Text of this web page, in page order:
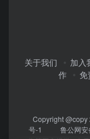
关于我们 加入
作
免
Copyright @copy
号-1
鲁公网